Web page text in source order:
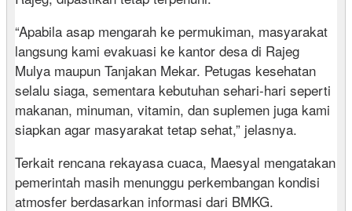
“Apabila asap mengarah ke permukiman, masyarakat
langsung kami evakuasi ke kantor desa di Rajeg
Mulya maupun Tanjakan Mekar. Petugas kesehatan
selalu siaga, sementara kebutuhan sehari-hari seperti
makanan, minuman, vitamin, dan suplemen juga kami
siapkan agar masyarakat tetap sehat,” jelasnya.
Terkait rencana rekayasa cuaca, Maesyal mengatakan
pemerintah masih menunggu perkembangan kondisi
atmosfer berdasarkan informasi dari BMKG.